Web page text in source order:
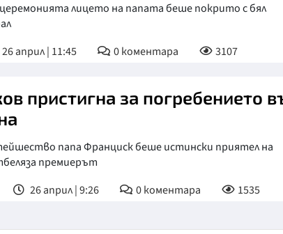
лицето на папата беше покрито с бял
26 април | 11:45 0коментара 3107
пристигна за погребението
папа Франциск беше истински приятел на
премиерът
26 април | 9:26 0коментара 1535